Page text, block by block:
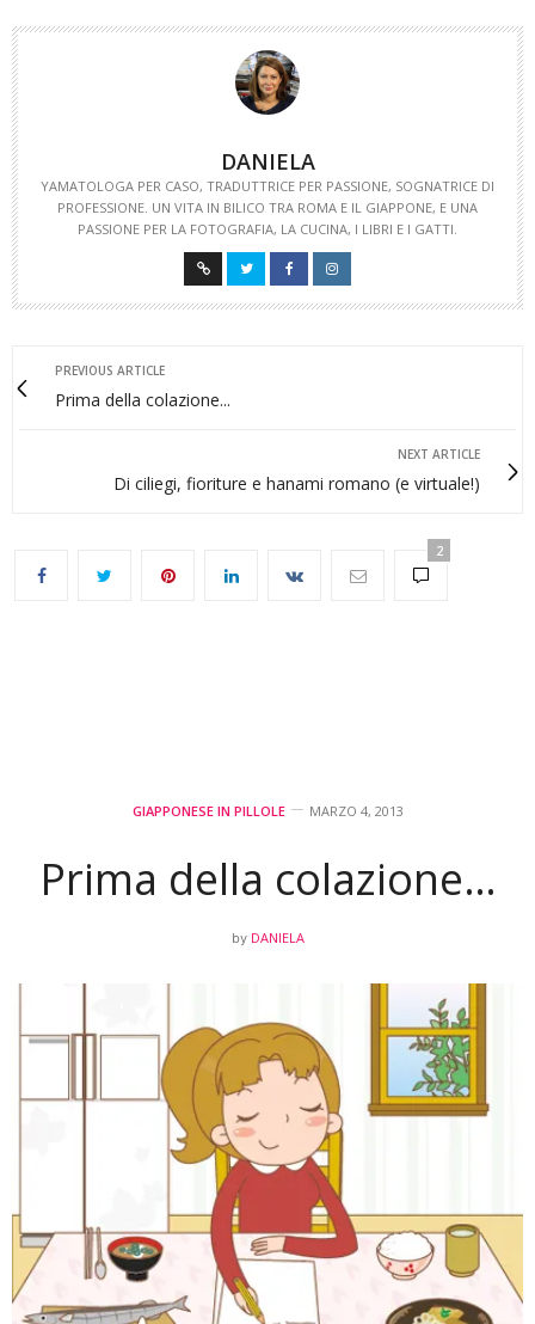
DANIELA
YAMATOLOGA PER CASO, TRADUTTRICE PER PASSIONE, SOGNATRICE DI
PROFESSIONE. UN VITA IN BILICO TRA ROMA E IL GIAPPONE, E UNA
PASSIONE PER LA FOTOGRAFIA, LA CUCINA, I LIBRI E I GATTI.
PREVIOUS ARTICLE
Prima della colazione...
NEXT ARTICLE
Di ciliegi, fioriture e hanami romano (e virtuale!)
2
GIAPPONESE IN PILLOLE MARZO 4, 2013
Prima della colazione…
by DANIELA